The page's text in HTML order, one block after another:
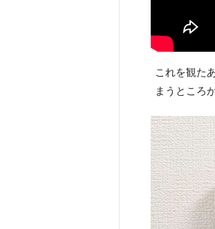
これを観た
まうところ